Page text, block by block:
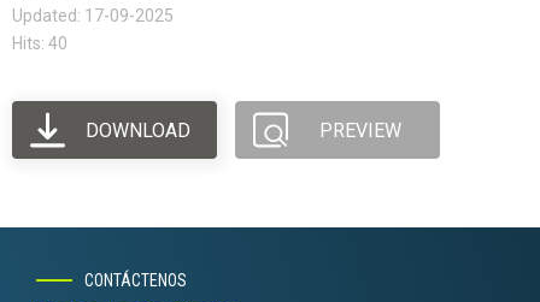
Updated: 17-09-2025
Hits: 40
DOWNLOAD PREVIEW
CONTÁCTENOS